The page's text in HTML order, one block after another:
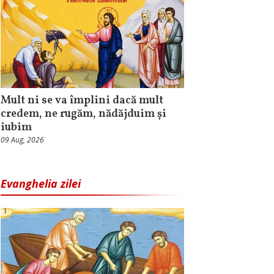
Mult ni se va împlini dacă mult
credem, ne rugăm, nădăjduim și
iubim
09 Aug, 2026
Evanghelia zilei